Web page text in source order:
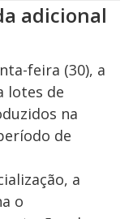
adicional
feira (30), a
lotes de
na
de
a
o